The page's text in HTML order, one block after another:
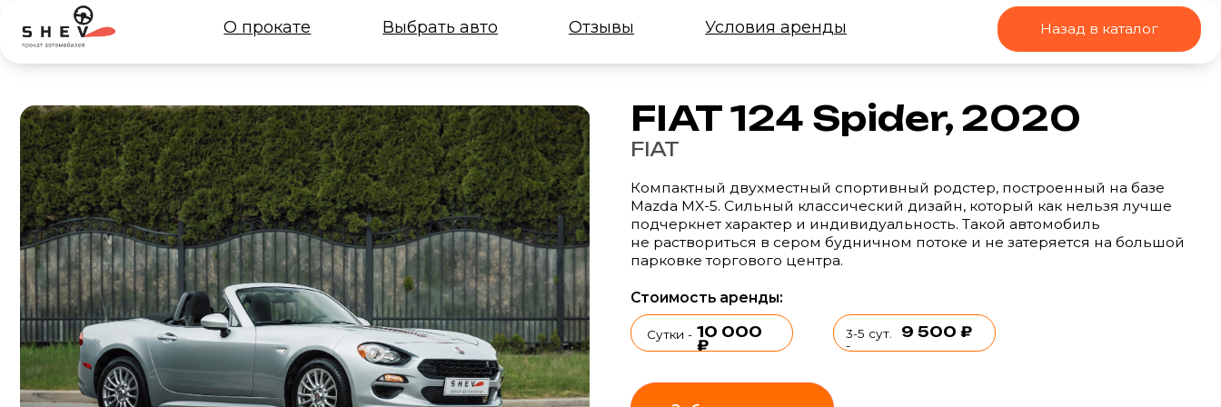
О прокате Выбрать авто Условия аренды Назад в каталог
FIAT 124 Spider, 2020
FIAT
Стоимость аренды:
Компактный двухместный спортивный родстер, построенный на базе
Mazda MX-5. Сильный классический дизайн, который как нельзя лучше
подчеркнет характер и индивидуальность. Такой автомобиль
не раствориться в сером будничном потоке и не затеряется на большой
парковке торгового центра.
3-5 сут.
-
10 000
Сутки -